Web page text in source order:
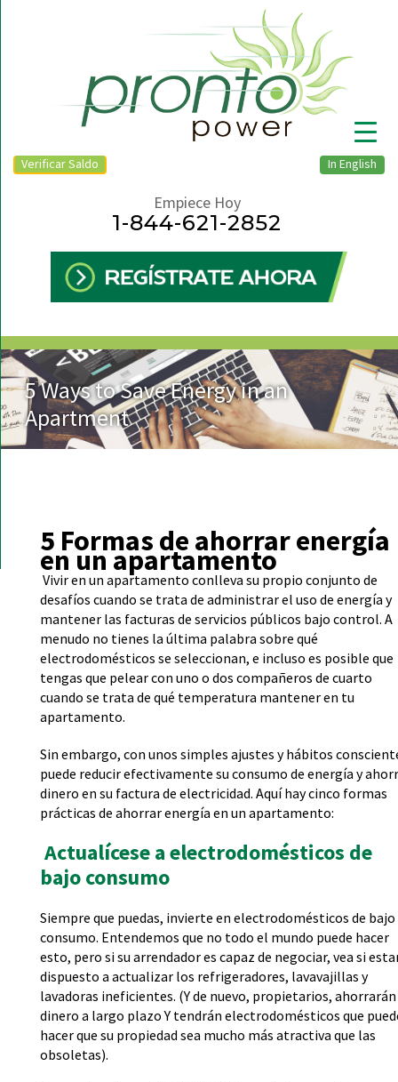
In English
Verificar Saldo
Empiece Hoy
1-844-621-2852
5 Ways to Save Energy in an
Apartment
5 Formas de ahorrar energía
en un apartamento
Vivir en un apartamento conlleva su propio conjunto de
desafíos cuando se trata de administrar el uso de energía y
mantener las facturas de servicios públicos bajo control. A
menudo no tienes la última palabra sobre qué
electrodomésticos se seleccionan, e incluso es posible que
tengas que pelear con uno o dos compañeros de cuarto
cuando se trata de qué temperatura mantener en tu
apartamento.
Sin embargo, con unos simples ajustes y hábitos
puede reducir efectivamente su consumo de energía y
dinero en su factura de electricidad. Aquí hay cinco formas
prácticas de ahorrar energía en un apartamento:
Actualícese a electrodomésticos de
bajo consumo
Siempre que puedas, invierte en electrodomésticos de bajo
consumo. Entendemos que no todo el mundo puede hacer
esto, pero si su arrendador es capaz de negociar, vea si
dispuesto a actualizar los refrigeradores, lavavajillas y
lavadoras ineficientes. (Y de nuevo, propietarios, ahorrarán
dinero a largo plazo Y tendrán electrodomésticos que
hacer que su propiedad sea mucho más atractiva que las
obsoletas).